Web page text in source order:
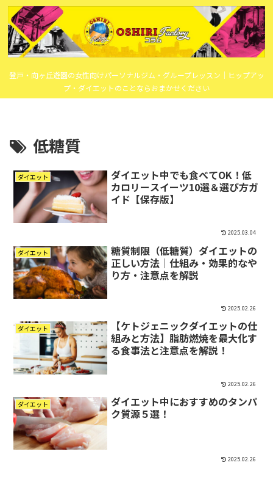
登戸・向ヶ丘遊園の女性向けパーソナルジム・グループレッスン｜ヒップアッ
プ・ダイエットのことならおまかせください
低糖質
ダイエット
ダイエット中でも食べてOK！低
カロリースイーツ10選＆選び方ガ
イド【保存版】
2025.03.04
ダイエット
糖質制限（低糖質）ダイエットの
正しい方法｜仕組み・効果的なや
り方・注意点を解説
2025.02.26
ダイエット
【ケトジェニックダイエットの仕
組みと方法】脂肪燃焼を最大化す
る食事法と注意点を解説！
2025.02.26
ダイエット
ダイエット中におすすめのタンパ
ク質源５選！
2025.02.26